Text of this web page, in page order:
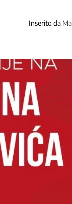
Inserito da